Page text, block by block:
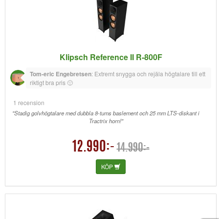
Klipsch Reference II R-800F
Tom-eric Engebretsen: Extremt snygga och rejäla högtalare till ett
riktigt bra pris 🙂
1 recension
"Stadig golvhögtalare med dubbla 8-tums baslement och 25 mm LTS-diskant i
Tractrix horn!"
12.990:- 14.990:-
KÖP